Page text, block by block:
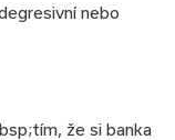
nebo
že si banka